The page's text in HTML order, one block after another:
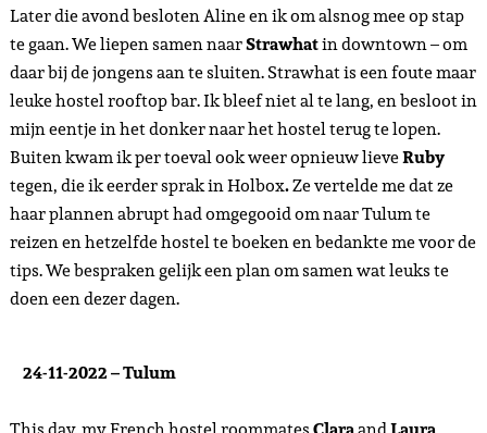
Later die avond besloten Aline en ik om alsnog mee op stap
te gaan. We liepen samen naarStrawhatin downtown – om
daar bij de jongens aan te sluiten. Strawhat is een foute maar
leuke hostel rooftop bar. Ik bleef niet al te lang, en besloot in
mijn eentje in het donker naar het hostel terug te lopen.
Buiten kwam ik per toeval ook weer opnieuw lieveRuby
tegen, die ik eerder sprak in Holbox.Ze vertelde me dat ze
haar plannen abrupt had omgegooid om naar Tulum te
reizen en hetzelfde hostel te boeken en bedankte me voor de
tips. We bespraken gelijk een plan om samen wat leuks te
doen een dezer dagen.
24-11-2022 – Tulum